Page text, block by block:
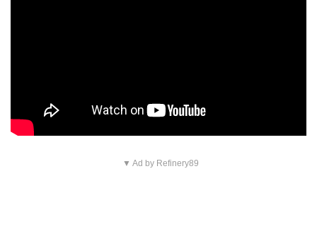
▼ Ad by Refinery89